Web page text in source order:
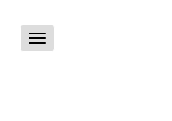
Toggle